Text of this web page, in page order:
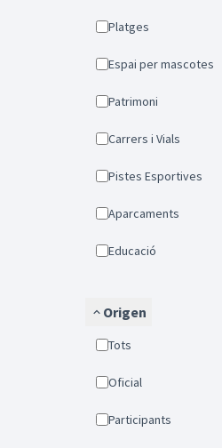
Platges
Espai per mascotes
Patrimoni
Carrers i Vials
Pistes Esportives
Aparcaments
Educació
Origen
Tots
Oficial
Participants